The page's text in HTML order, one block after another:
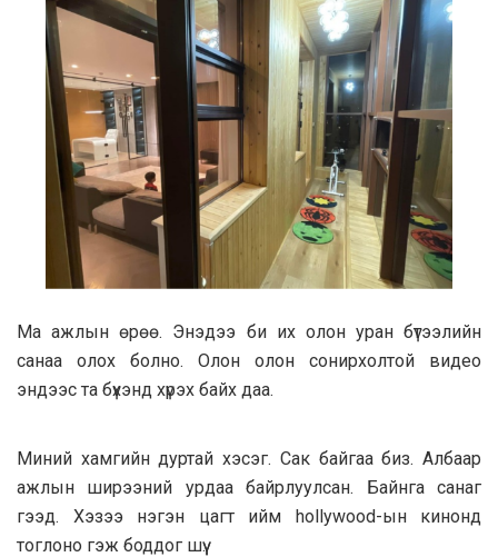
Ма ажлын өрөө. Энэдээ би их олон уран бүтээлийн
санаа олох болно. Олон олон сонирхолтой видео
эндээс та бүхэнд хүрэх байх даа.
Миний хамгийн дуртай хэсэг. Сак байгаа биз. Албаар
ажлын ширээний урдаа байрлуулсан. Байнга санаг
гээд. Хэзээ нэгэн цагт ийм hollywood-ын кинонд
тоглоно гэж боддог шүү.